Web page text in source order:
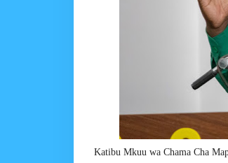
Katibu Mkuu wa Chama Cha